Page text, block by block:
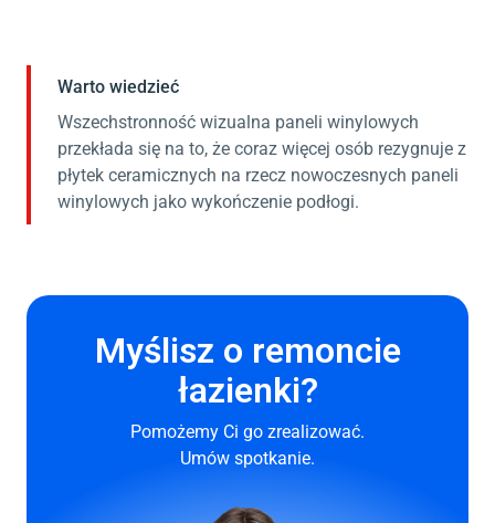
Warto wiedzieć
Wszechstronność wizualna paneli winylowych
przekłada się na to, że coraz więcej osób rezygnuje z
płytek ceramicznych na rzecz nowoczesnych paneli
winylowych jako wykończenie podłogi.
Myślisz o remoncie
łazienki?
Pomożemy Ci go zrealizować.
Umów spotkanie.